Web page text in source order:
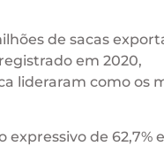
de sacas
em 2020,
lideraram como os
de 62,7%